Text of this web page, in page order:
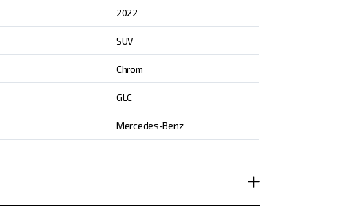
2022
SUV
Chrom
GLC
Mercedes-Benz